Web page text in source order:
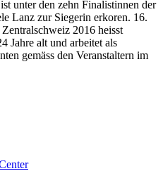
unter den zehn Finalistinnen der
Lanz zur Siegerin erkoren. 16.
2016 heisst
Jahre alt und arbeitet als
gemäss den Veranstaltern im